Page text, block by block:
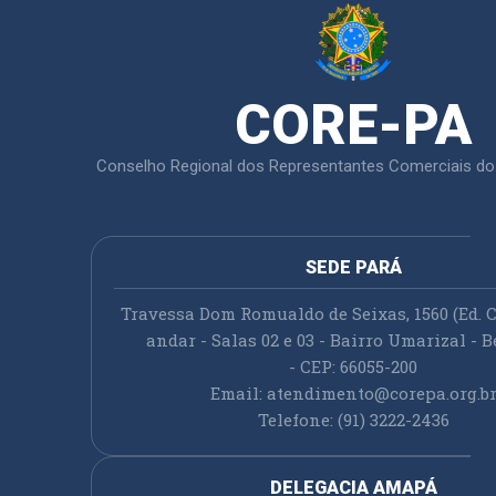
CORE-PA
Conselho Regional dos Representantes Comerciais
SEDE PARÁ
Travessa Dom Romualdo de Seixas, 1560 (Ed.
andar - Salas 02 e 03 - Bairro Umarizal -
- CEP: 66055-200
Email: atendimento@corepa.org.br
Telefone: (91) 3222-2436
DELEGACIA AMAPÁ